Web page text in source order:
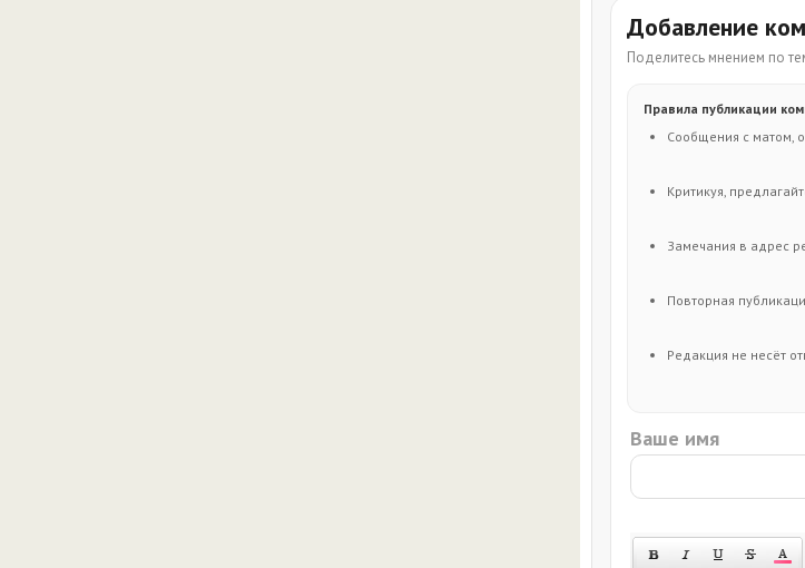
Добавление
Поделитесь мнением по
Правила публикации
Сообщения с матом,
Критикуя,
Замечания в адрес
Повторная
Редакция не несёт
Ваше имя